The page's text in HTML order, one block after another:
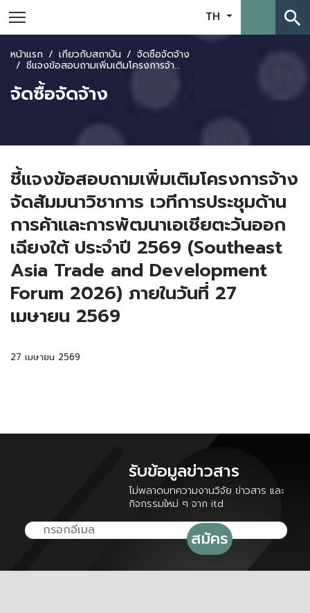
TH search
หน้าแรก เกี่ยวกับสถาบัน จัดซื้อจัดจ้าง
ชี้แจงข้อสอบถามเพิ่มเติมโครงการจ้างจัดสัมมนาวิชาการ เวทีการประชุมด้านการค้าและการพัฒนาเอเชียตะวันออกเฉียงใต้ ประจำปี 2569 (Southeast Asia Trade and Development Forum 2026) ภายในวันที่ 27 เมษายน 2569
จัดซื้อจัดจ้าง
ชี้แจงข้อสอบถามเพิ่มเติมโครงการจ้าง
จัดสัมมนาวิชาการ เวทีการประชุมด้าน
การค้าและการพัฒนาเอเชียตะวันออก
เฉียงใต้ ประจำปี 2569 (Southeast
Asia Trade and Development
Forum 2026) ภายในวันที่ 27
เมษายน 2569
27 เมษายน 2569
รับข้อมูลข่าวสาร
ไม่พลาดบทความงานวิจัย ข่าวสาร และ
กิจกรรมใหม่ ๆ จาก itd